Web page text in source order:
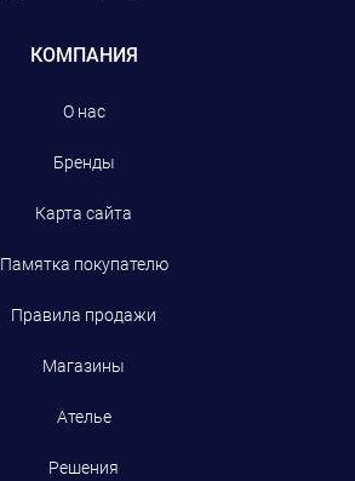
КОМПАНИЯ
О нас
Бренды
Карта сайта
Памятка покупателю
Правила продажи
Магазины
Ателье
Решения